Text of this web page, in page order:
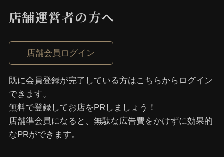
店舗運営者の⽅へ
店舗会員ログイン
既に会員登録が完了している⽅はこちらからログイン
できます。
無料で登録してお店をPRしましょう！
店舗準会員になると、無駄な広告費をかけずに効果的
なPRができます。